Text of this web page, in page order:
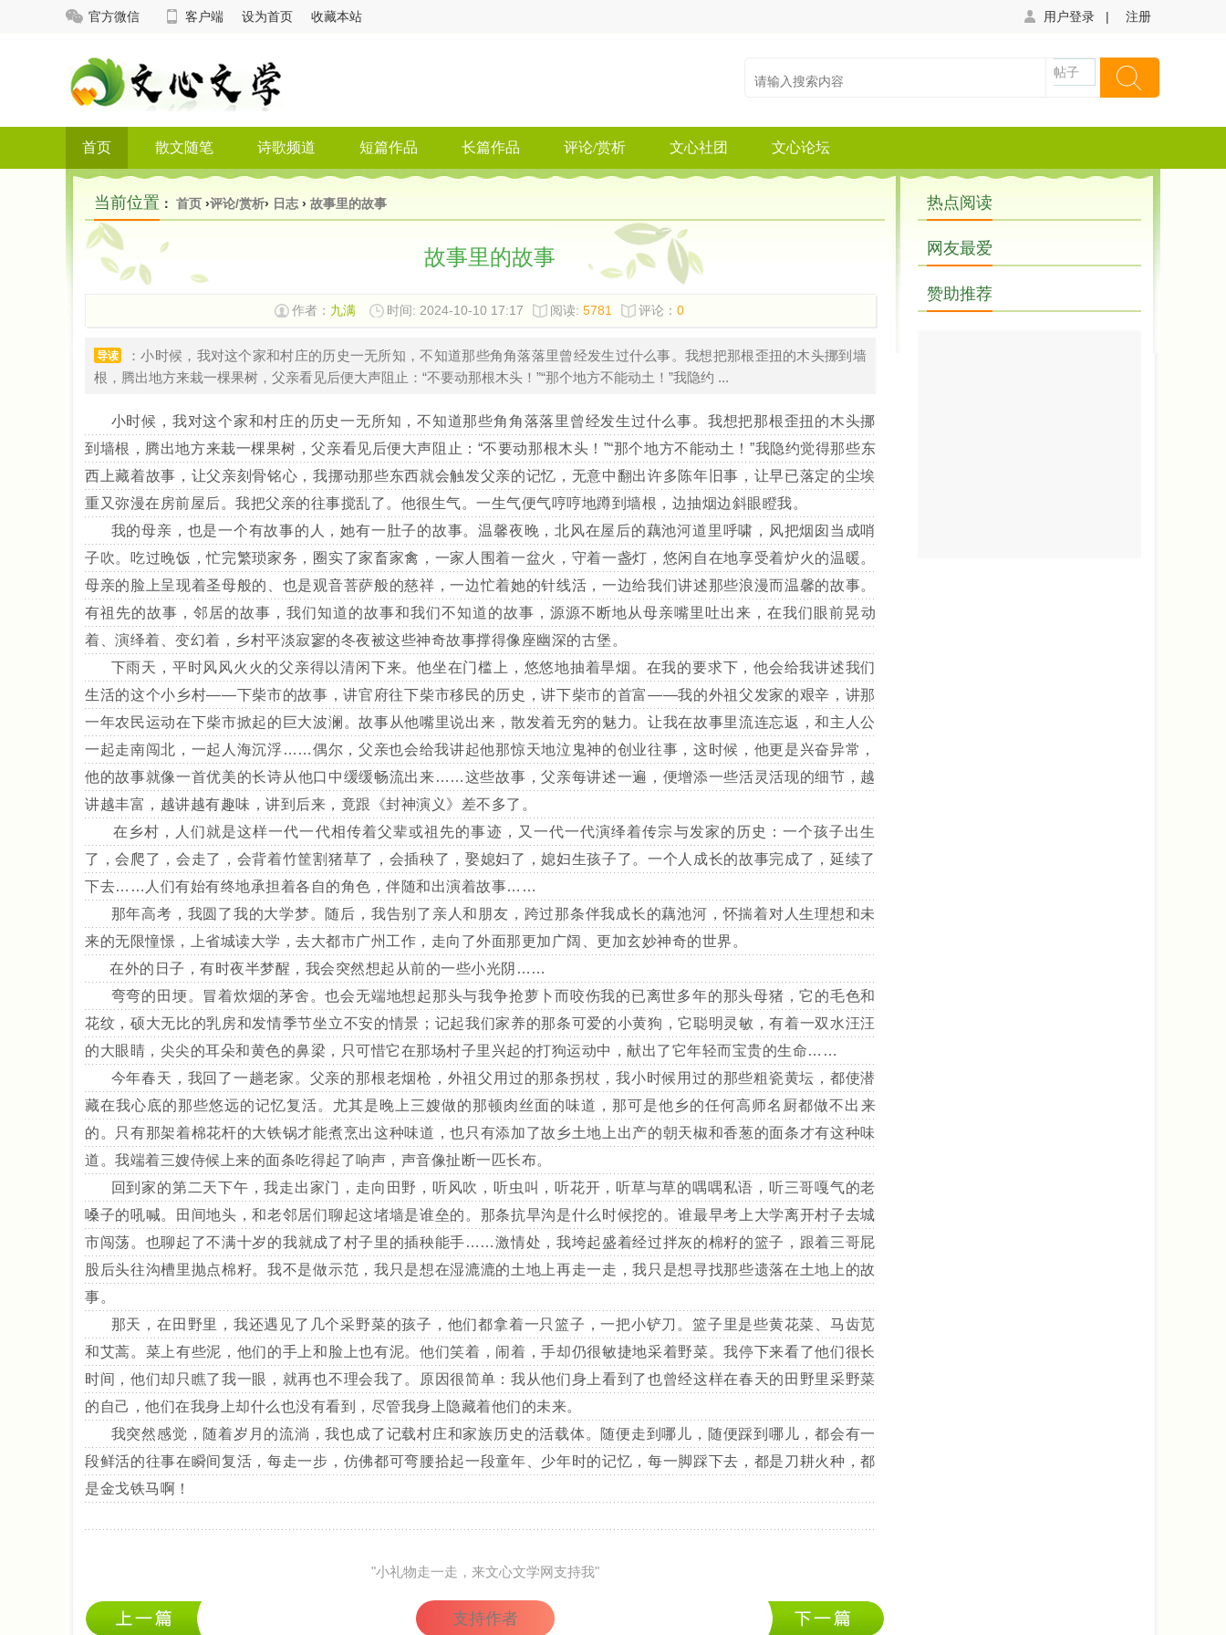
官方微信 客户端 设为首页 收藏本站 用户登录 | 注册
帖子
首页 散文随笔 诗歌频道 短篇作品 长篇作品 评论/赏析 文心社团 文心论坛
当前位置 ： 首页 ›评论/赏析› 日志 › 故事里的故事
故事里的故事
作者： 九满 时间: 2024-10-10 17:17 阅读: 5781 评论： 0
导读
：小时候，我对这个家和村庄的历史一无所知，不知道那些角角落落里曾经发生过什么事。我想把那根歪扭的木头挪到墙
根，腾出地方来栽一棵果树，父亲看见后便大声阻止：“不要动那根木头！”“那个地方不能动土！”我隐约 ...
小时候，我对这个家和村庄的历史一无所知，不知道那些角角落落里曾经发生过什么事。我想把那根歪扭的木头挪
到墙根，腾出地方来栽一棵果树，父亲看见后便大声阻止：“不要动那根木头！”“那个地方不能动土！”我隐约觉得那些东
西上藏着故事，让父亲刻骨铭心，我挪动那些东西就会触发父亲的记忆，无意中翻出许多陈年旧事，让早已落定的尘埃
重又弥漫在房前屋后。我把父亲的往事搅乱了。他很生气。一生气便气哼哼地蹲到墙根，边抽烟边斜眼瞪我。
我的母亲，也是一个有故事的人，她有一肚子的故事。温馨夜晚，北风在屋后的藕池河道里呼啸，风把烟囱当成哨
子吹。吃过晚饭，忙完繁琐家务，圈实了家畜家禽，一家人围着一盆火，守着一盏灯，悠闲自在地享受着炉火的温暖。
母亲的脸上呈现着圣母般的、也是观音菩萨般的慈祥，一边忙着她的针线活，一边给我们讲述那些浪漫而温馨的故事。
有祖先的故事，邻居的故事，我们知道的故事和我们不知道的故事，源源不断地从母亲嘴里吐出来，在我们眼前晃动
着、演绎着、变幻着，乡村平淡寂寥的冬夜被这些神奇故事撑得像座幽深的古堡。
下雨天，平时风风火火的父亲得以清闲下来。他坐在门槛上，悠悠地抽着旱烟。在我的要求下，他会给我讲述我们
生活的这个小乡村——下柴市的故事，讲官府往下柴市移民的历史，讲下柴市的首富——我的外祖父发家的艰辛，讲那
一年农民运动在下柴市掀起的巨大波澜。故事从他嘴里说出来，散发着无穷的魅力。让我在故事里流连忘返，和主人公
一起走南闯北，一起人海沉浮……偶尔，父亲也会给我讲起他那惊天地泣鬼神的创业往事，这时候，他更是兴奋异常，
他的故事就像一首优美的长诗从他口中缓缓畅流出来……这些故事，父亲每讲述一遍，便增添一些活灵活现的细节，越
讲越丰富，越讲越有趣味，讲到后来，竟跟《封神演义》差不多了。
在乡村，人们就是这样一代一代相传着父辈或祖先的事迹，又一代一代演绎着传宗与发家的历史：一个孩子出生
了，会爬了，会走了，会背着竹筐割猪草了，会插秧了，娶媳妇了，媳妇生孩子了。一个人成长的故事完成了，延续了
下去……人们有始有终地承担着各自的角色，伴随和出演着故事……
那年高考，我圆了我的大学梦。随后，我告别了亲人和朋友，跨过那条伴我成长的藕池河，怀揣着对人生理想和未
来的无限憧憬，上省城读大学，去大都市广州工作，走向了外面那更加广阔、更加玄妙神奇的世界。
在外的日子，有时夜半梦醒，我会突然想起从前的一些小光阴……
弯弯的田埂。冒着炊烟的茅舍。也会无端地想起那头与我争抢萝卜而咬伤我的已离世多年的那头母猪，它的毛色和
花纹，硕大无比的乳房和发情季节坐立不安的情景；记起我们家养的那条可爱的小黄狗，它聪明灵敏，有着一双水汪汪
的大眼睛，尖尖的耳朵和黄色的鼻梁，只可惜它在那场村子里兴起的打狗运动中，献出了它年轻而宝贵的生命……
今年春天，我回了一趟老家。父亲的那根老烟枪，外祖父用过的那条拐杖，我小时候用过的那些粗瓷黄坛，都使潜
藏在我心底的那些悠远的记忆复活。尤其是晚上三嫂做的那顿肉丝面的味道，那可是他乡的任何高师名厨都做不出来
的。只有那架着棉花杆的大铁锅才能煮烹出这种味道，也只有添加了故乡土地上出产的朝天椒和香葱的面条才有这种味
道。我端着三嫂侍候上来的面条吃得起了响声，声音像扯断一匹长布。
回到家的第二天下午，我走出家门，走向田野，听风吹，听虫叫，听花开，听草与草的喁喁私语，听三哥嘎气的老
嗓子的吼喊。田间地头，和老邻居们聊起这堵墙是谁垒的。那条抗旱沟是什么时候挖的。谁最早考上大学离开村子去城
市闯荡。也聊起了不满十岁的我就成了村子里的插秧能手……激情处，我垮起盛着经过拌灰的棉籽的篮子，跟着三哥屁
股后头往沟槽里抛点棉籽。我不是做示范，我只是想在湿漉漉的土地上再走一走，我只是想寻找那些遗落在土地上的故
事。
那天，在田野里，我还遇见了几个采野菜的孩子，他们都拿着一只篮子，一把小铲刀。篮子里是些黄花菜、马齿苋
和艾蒿。菜上有些泥，他们的手上和脸上也有泥。他们笑着，闹着，手却仍很敏捷地采着野菜。我停下来看了他们很长
时间，他们却只瞧了我一眼，就再也不理会我了。原因很简单：我从他们身上看到了也曾经这样在春天的田野里采野菜
的自己，他们在我身上却什么也没有看到，尽管我身上隐藏着他们的未来。
我突然感觉，随着岁月的流淌，我也成了记载村庄和家族历史的活载体。随便走到哪儿，随便踩到哪儿，都会有一
段鲜活的往事在瞬间复活，每走一步，仿佛都可弯腰拾起一段童年、少年时的记忆，每一脚踩下去，都是刀耕火种，都
是金戈铁马啊！
"小礼物走一走，来文心文学网支持我"
支持作者
热点阅读
网友最爱
赞助推荐